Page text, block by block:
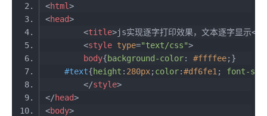
<html>
<head>
<title>js实现逐字打印效果，文本逐字显示</
<style type="text/css">
body{background-color: #ffffee
#text{height : 280px; color:#df6fe1 ; font-
</style>
</head>
<body>